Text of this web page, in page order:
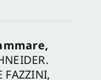
FAZZINI,